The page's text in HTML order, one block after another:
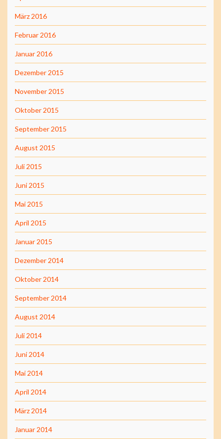
März 2016
Februar 2016
Januar 2016
Dezember 2015
November 2015
Oktober 2015
September 2015
August 2015
Juli 2015
Juni 2015
Mai 2015
April 2015
Januar 2015
Dezember 2014
Oktober 2014
September 2014
August 2014
Juli 2014
Juni 2014
Mai 2014
April 2014
März 2014
Januar 2014